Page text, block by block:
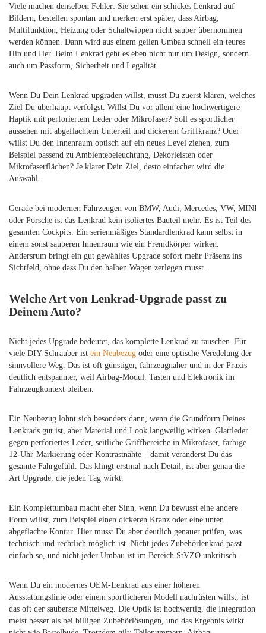
Viele machen denselben Fehler: Sie sehen ein schickes Lenkrad auf
Bildern, bestellen spontan und merken erst später, dass Airbag,
Multifunktion, Heizung oder Schaltwippen nicht sauber übernommen
werden können. Dann wird aus einem geilen Umbau schnell ein teures
Hin und Her. Beim Lenkrad geht es eben nicht nur um Design, sondern
auch um Passform, Sicherheit und Legalität.
Wenn Du Dein Lenkrad upgraden willst, musst Du zuerst klären, welches
Ziel Du überhaupt verfolgst. Willst Du vor allem eine hochwertigere
Haptik mit perforiertem Leder oder Mikrofaser? Soll es sportlicher
aussehen mit abgeflachtem Unterteil und dickerem Griffkranz? Oder
willst Du den Innenraum optisch auf ein neues Level ziehen, zum
Beispiel passend zu Ambientebeleuchtung, Dekorleisten oder
Mikrofaserflächen? Je klarer Dein Ziel, desto einfacher wird die
Auswahl.
Gerade bei modernen Fahrzeugen von BMW, Audi, Mercedes, VW, MINI
oder Porsche ist das Lenkrad kein isoliertes Bauteil mehr. Es ist Teil des
gesamten Cockpits. Ein serienmäßiges Standardlenkrad kann selbst in
einem sonst sauberen Innenraum wie ein Fremdkörper wirken.
Andersrum bringt ein gut gewähltes Upgrade sofort mehr Präsenz ins
Sichtfeld, ohne dass Du den halben Wagen zerlegen musst.
Welche Art von Lenkrad-Upgrade passt zu
Deinem Auto?
Nicht jedes Upgrade bedeutet, das komplette Lenkrad zu tauschen. Für
viele DIY-Schrauber ist ein Neubezug oder eine optische Veredelung der
sinnvollere Weg. Das ist oft günstiger, fahrzeugnaher und in der Praxis
deutlich entspannter, weil Airbag-Modul, Tasten und Elektronik im
Fahrzeugkontext bleiben.
Ein Neubezug lohnt sich besonders dann, wenn die Grundform Deines
Lenkrads gut ist, aber Material und Look langweilig wirken. Glattleder
gegen perforiertes Leder, seitliche Griffbereiche in Mikrofaser, farbige
12-Uhr-Markierung oder Kontrastnähte – damit veränderst Du das
gesamte Fahrgefühl. Das klingt erstmal nach Detail, ist aber genau die
Art Upgrade, die jeden Tag wirkt.
Ein Komplettumbau macht eher Sinn, wenn Du bewusst eine andere
Form willst, zum Beispiel einen dickeren Kranz oder eine unten
abgeflachte Kontur. Hier musst Du aber deutlich genauer prüfen, was
technisch und rechtlich möglich ist. Nicht jedes Zubehörlenkrad passt
einfach so, und nicht jeder Umbau ist im Bereich StVZO unkritisch.
Wenn Du ein modernes OEM-Lenkrad aus einer höheren
Ausstattungslinie oder einem sportlicheren Modell nachrüsten willst, ist
das oft der sauberste Mittelweg. Die Optik ist hochwertig, die Integration
meist besser als bei billigen Zubehörlösungen, und das Ergebnis wirkt